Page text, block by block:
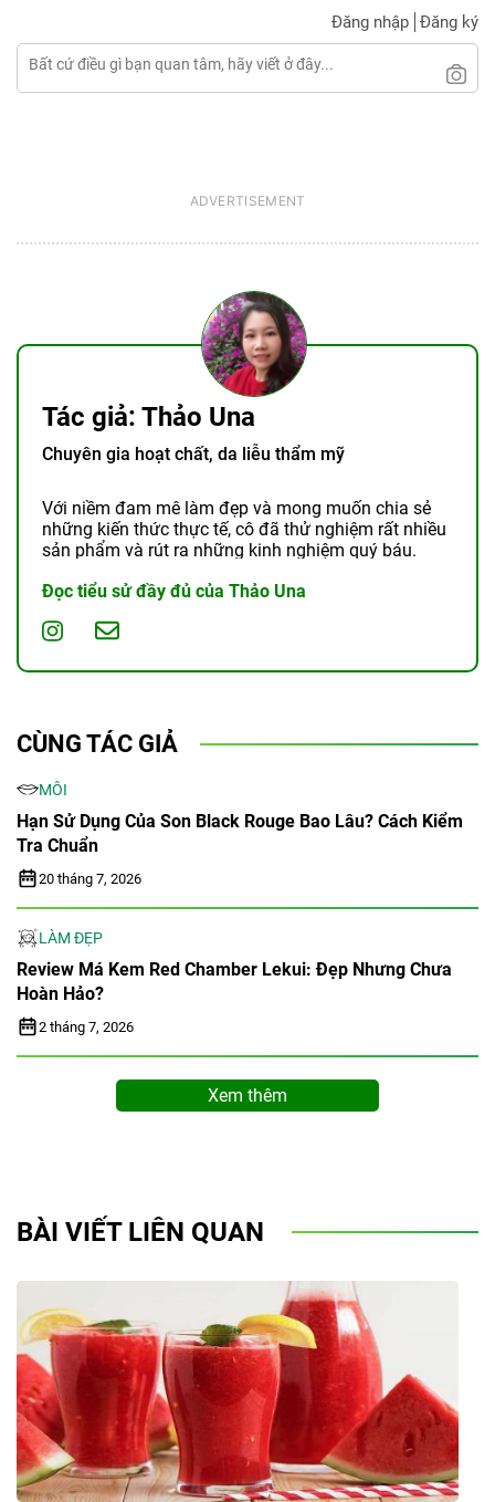
Đăng nhập Đăng ký
Tác giả: Thảo Una
Chuyên gia hoạt chất, da liễu thẩm mỹ
Với niềm đam mê làm đẹp và mong muốn chia sẻ
những kiến thức thực tế, cô đã thử nghiệm rất nhiều
sản phẩm và rút ra những kinh nghiệm quý báu.
Đọc tiểu sử đầy đủ của Thảo Una
CÙNG TÁC GIẢ
MÔI
Hạn Sử Dụng Của Son Black Rouge Bao Lâu? Cách Kiểm
Tra Chuẩn
20 tháng 7, 2026
LÀM ĐẸP
Review Má Kem Red Chamber Lekui: Đẹp Nhưng Chưa
Hoàn Hảo?
2 tháng 7, 2026
Xem thêm
BÀI VIẾT LIÊN QUAN